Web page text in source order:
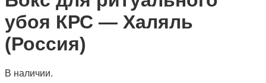
убоя КРС — Халяль
(Россия)
В наличии.